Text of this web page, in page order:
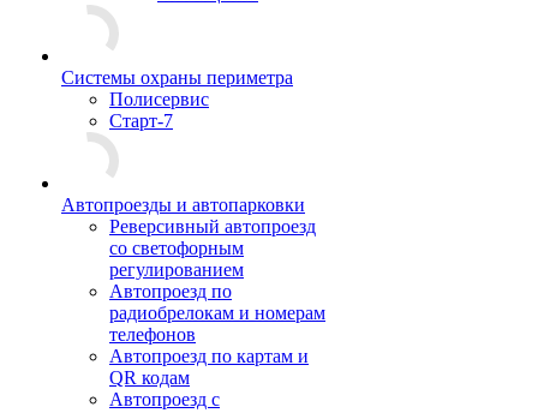
Системы охраны периметра
Полисервис
Старт-7
Автопроезды и автопарковки
Реверсивный автопроезд
со светофорным
регулированием
Автопроезд по
радиобрелокам и номерам
телефонов
Автопроезд по картам и
QR кодам
Автопроезд с